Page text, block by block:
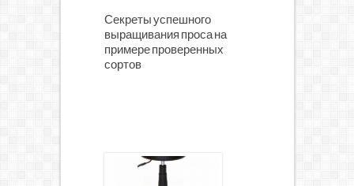
Секреты успешного
выращивания проса на
примере проверенных
сортов